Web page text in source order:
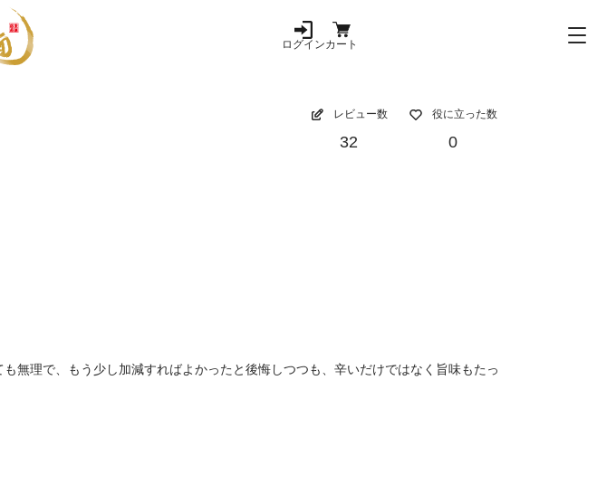
ログインカート
レビュー数
32
役に立った数
0
無理で、もう少し加減すればよかったと後悔しつつも、辛いだけではなく旨味もたっ